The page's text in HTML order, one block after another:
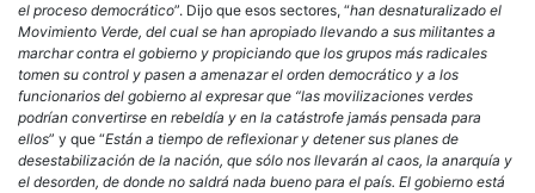
el proceso democrático”. Dijo que esos sectores, “han desnaturalizado el
Movimiento Verde, del cual se han apropiado llevando a sus militantes a
marchar contra el gobierno y propiciando que los grupos más radicales
tomen su control y pasen a amenazar el orden democrático y a los
funcionarios del gobierno al expresar que “las movilizaciones verdes
podrían convertirse en rebeldía y en la catástrofe jamás pensada para
ellos” y que “Están a tiempo de reflexionar y detener sus planes de
desestabilización de la nación, que sólo nos llevarán al caos, la anarquía y
el desorden, de donde no saldrá nada bueno para el país. El gobierno está